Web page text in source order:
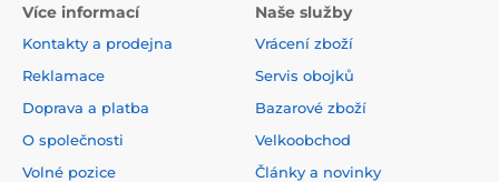
Více informací
Kontakty a prodejna
Reklamace
Doprava a platba
O společnosti
Volné pozice
Naše služby
Vrácení zboží
Servis obojků
Bazarové zboží
Velkoobchod
Články a novinky